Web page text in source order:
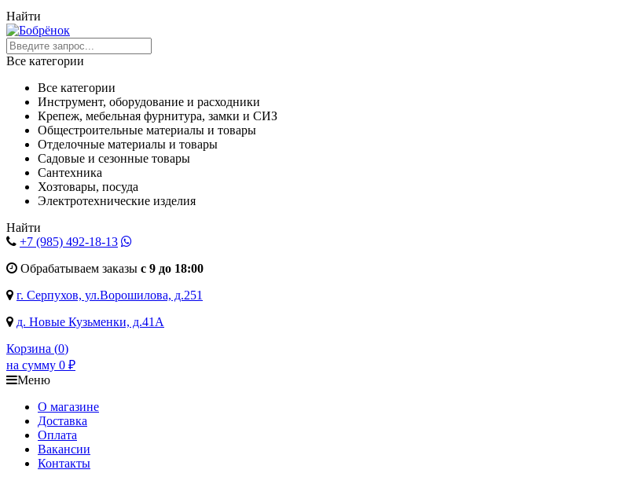
Найти
Все категории
Все категории
Инструмент, оборудование и расходники
Крепеж, мебельная фурнитура, замки и СИЗ
Общестроительные материалы и товары
Отделочные материалы и товары
Садовые и сезонные товары
Сантехника
Хозтовары, посуда
Электротехнические изделия
Найти
+7 (985) 492-18-13
Обрабатываем заказы с 9 до 18:00
г. Серпухов, ул.Ворошилова, д.251
д. Новые Кузьменки, д.41А
Корзина (0)
на сумму 0 ₽
Меню
О магазине
Доставка
Оплата
Вакансии
Контакты